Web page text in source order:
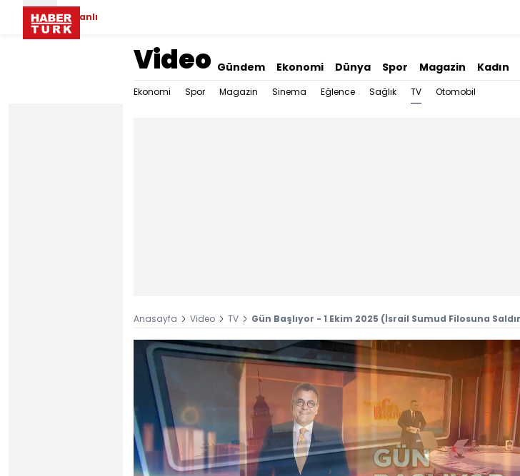
Canlı
Video Gündem Ekonomi Dünya Spor Magazin Kadın
Ekonomi Spor Magazin Sinema Eğlence Sağlık TV Otomobil
Anasayfa Video TV Gün Başlıyor - 1 Ekim 2025 (İsrail Sumud Filosuna